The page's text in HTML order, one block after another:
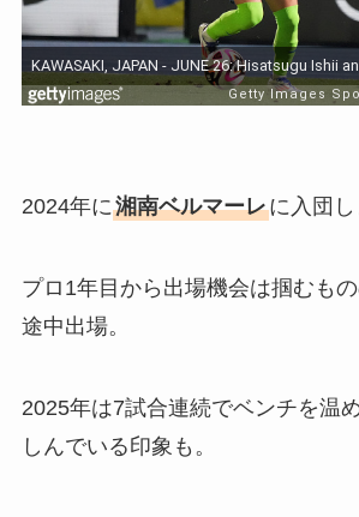
2024年に湘南ベルマーレに入団し
プロ1年目から出場機会は掴むも
途中出場。
2025年は7試合連続でベンチを温
しんでいる印象も。